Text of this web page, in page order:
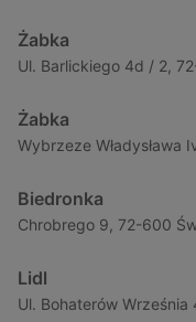
Żabka
Ul. Barlickiego 4d / 2,
Żabka
Wybrzeze Władysława
Biedronka
Chrobrego 9, 72-600
Lidl
Ul. Bohaterów